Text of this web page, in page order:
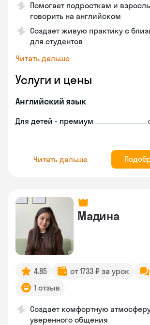
Помогает подросткам и
говорить на английском
Создает живую практику с
для студентов
Читать дальше
Услуги и цены
Английский язык
Для детей - премиум
Читать дальше
Мадина
4.85 от 1733 ₽ за урок
1 отзыв
Создает комфортную
уверенного общения